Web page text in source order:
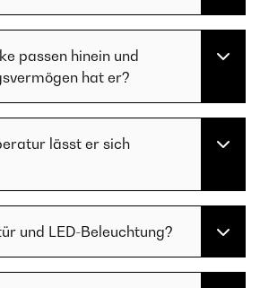
passen hinein und
hat er?
lässt er sich
und LED-Beleuchtung?